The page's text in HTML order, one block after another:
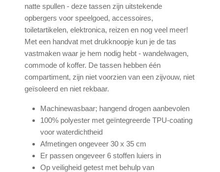
natte spullen - deze tassen zijn uitstekende
opbergers voor speelgoed, accessoires,
toiletartikelen, elektronica, reizen en nog veel meer!
Met een handvat met drukknoopje kun je de tas
vastmaken waar je hem nodig hebt - wandelwagen,
commode of koffer. De tassen hebben één
compartiment, zijn niet voorzien van een zijvouw, niet
geïsoleerd en niet rekbaar.
Machinewasbaar; hangend drogen aanbevolen
100% polyester met geïntegreerde TPU-coating
voor waterdichtheid
Afmetingen ongeveer 30 x 35 cm
Er passen ongeveer 6 stoffen luiers in
Op veiligheid getest met behulp van